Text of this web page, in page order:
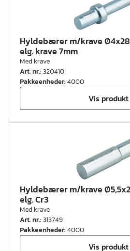
Hyldebærer m/krave
elg. krave 7mm
Med krave
Art. nr.:320410
Pakkeenheder:4000
Vis produkt
Hyldebærer m/krave
elg. Cr3
Med krave
Art. nr.:313749
Pakkeenheder:4000
Vis produkt